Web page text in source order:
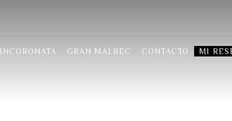
INCORONATA GRAN MALBEC CONTACTO MI